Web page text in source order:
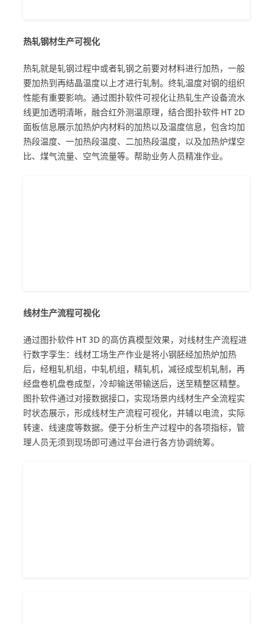
热轧钢材生产可视化
热轧就是轧钢过程中或者轧钢之前要对材料进行加热，一般
要加热到再结晶温度以上才进行轧制。终轧温度对钢的组织
性能有重要影响。通过图扑软件可视化让热轧生产设备流水
线更加透明清晰，融合红外测温原理，结合图扑软件 HT 2D
面板信息展示加热炉内材料的加热以及温度信息，包含均加
热段温度、一加热段温度、二加热段温度，以及加热炉煤空
比、煤气流量、空气流量等。帮助业务人员精准作业。
线材生产流程可视化
通过图扑软件 HT 3D 的高仿真模型效果，对线材生产流程进
行数字孪生：线材工场生产作业是将小钢胚经加热炉加热
后，经粗轧机组，中轧机组，精轧机，减径成型机轧制，再
经盘卷机盘卷成型，冷却输送带输送后，送至精整区精整。
图扑软件通过对接数据接口，实现场景内线材生产全流程实
时状态展示，形成线材生产流程可视化，并辅以电流，实际
转速、线速度等数据。便于分析生产过程中的各项指标，管
理人员无须到现场即可通过平台进行各方协调统筹。